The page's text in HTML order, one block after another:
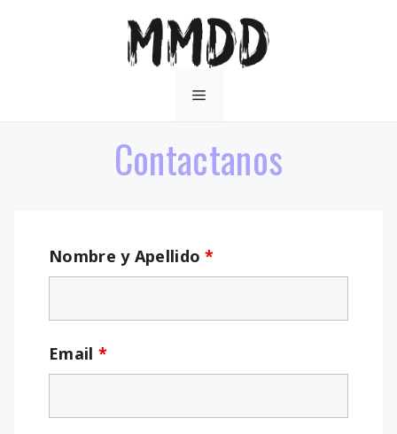
Menú
Contactanos
Nombre y Apellido*
Email *